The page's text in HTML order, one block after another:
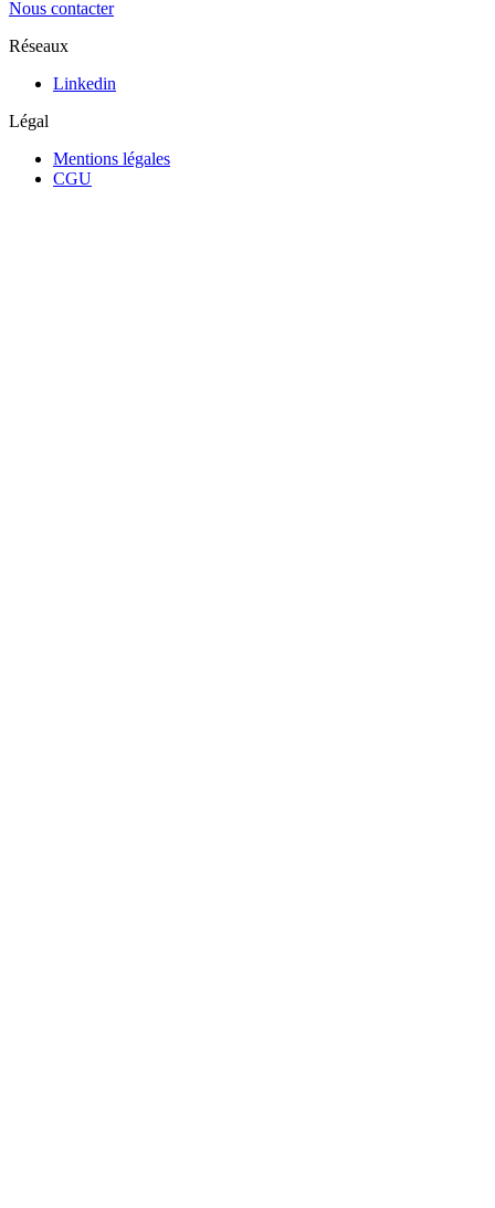
Nous contacter
Réseaux
Linkedin
Légal
Mentions légales
CGU